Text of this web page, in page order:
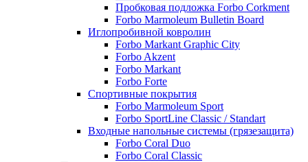
Пробковая подложка Forbo Corkment
Forbo Marmoleum Bulletin Board
Иглопробивной ковролин
Forbo Markant Graphic City
Forbo Akzent
Forbo Markant
Forbo Forte
Спортивные покрытия
Forbo Marmoleum Sport
Forbo SportLine Classic / Standart
Входные напольные системы (грязезащита)
Forbo Coral Duo
Forbo Coral Classic